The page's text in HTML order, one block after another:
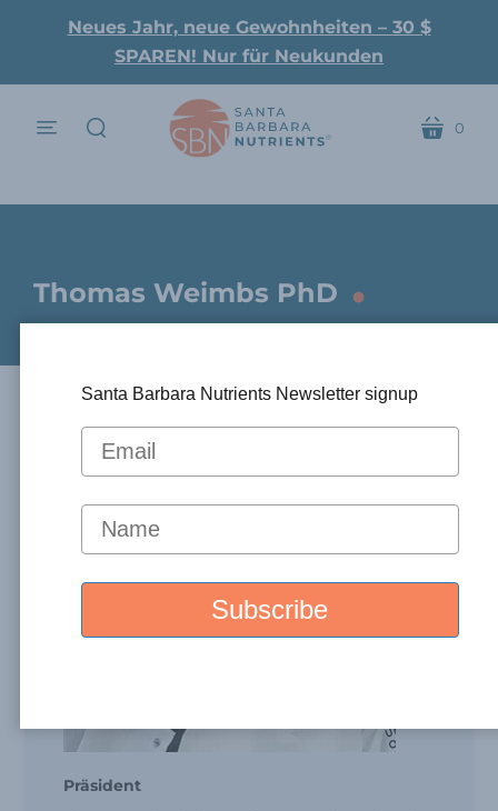
Neues Jahr, neue Gewohnheiten – 30 $
SPAREN! Nur für Neukunden
Speisekarte Wagen
0
Thomas Weimbs PhD .
Präsident
Santa Barbara Nutrients Newsletter signup